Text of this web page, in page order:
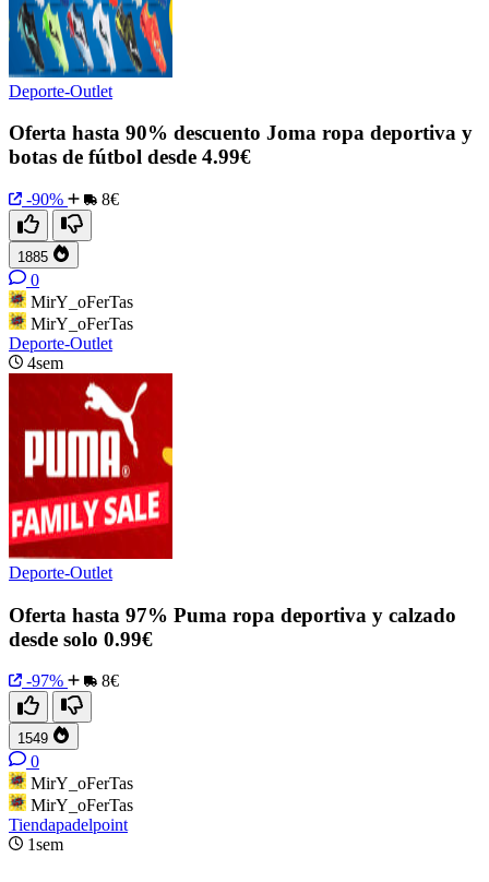
Deporte-Outlet
Oferta hasta 90% descuento Joma ropa deportiva y
botas de fútbol desde 4.99€
-90% 8€
1885
0
MirY_oFerTas
MirY_oFerTas
Deporte-Outlet
4sem
Deporte-Outlet
Oferta hasta 97% Puma ropa deportiva y calzado
desde solo 0.99€
-97% 8€
1549
0
MirY_oFerTas
MirY_oFerTas
Tiendapadelpoint
1sem